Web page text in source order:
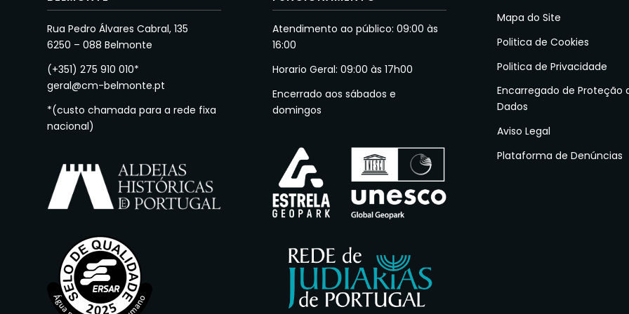
Rua Pedro Álvares Cabral, 135
6250 – 088 Belmonte
(+351) 275 910 010*
geral@cm-belmonte.pt
*(custo chamada para a rede fixa
nacional)
Atendimento ao público: 09:00 às
16:00
Horario Geral: 09:00 às 17h00
Encerrado aos sábados e
domingos
Mapa do Site
Politica de Cookies
Politica de Privacidade
Encarregado de Proteção
Dados
Aviso Legal
Plataforma de Denúncias